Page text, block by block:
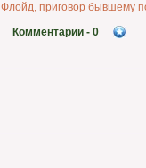
Флойд, приговор бывшему
Комментарии - 0